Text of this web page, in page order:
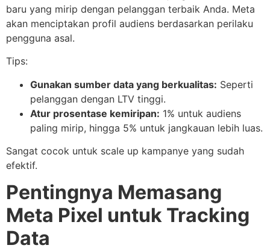
baru yang mirip dengan pelanggan terbaik Anda. Meta
akan menciptakan profil audiens berdasarkan perilaku
pengguna asal.
Tips:
Gunakan sumber data yang berkualitas: Seperti
pelanggan dengan LTV tinggi.
Atur prosentase kemiripan: 1% untuk audiens
paling mirip, hingga 5% untuk jangkauan lebih luas.
Sangat cocok untuk scale up kampanye yang sudah
efektif.
Pentingnya Memasang
Meta Pixel untuk Tracking
Data